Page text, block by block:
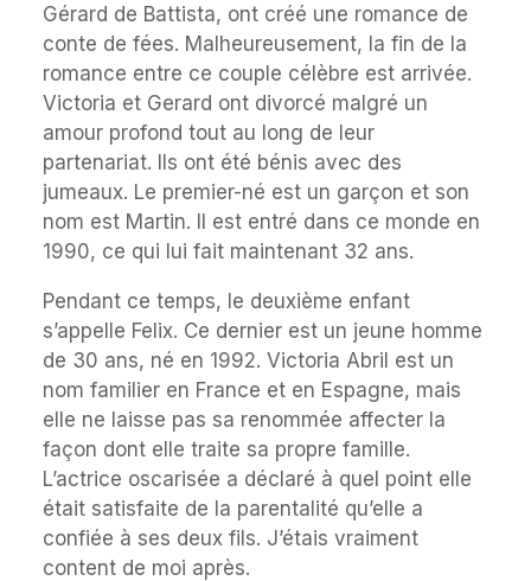
Gérard de Battista, ont créé une romance de
conte de fées. Malheureusement, la fin de la
romance entre ce couple célèbre est arrivée.
Victoria et Gerard ont divorcé malgré un
amour profond tout au long de leur
partenariat. Ils ont été bénis avec des
jumeaux. Le premier-né est un garçon et son
nom est Martin. Il est entré dans ce monde en
1990, ce qui lui fait maintenant 32 ans.
Pendant ce temps, le deuxième enfant
s’appelle Felix. Ce dernier est un jeune homme
de 30 ans, né en 1992. Victoria Abril est un
nom familier en France et en Espagne, mais
elle ne laisse pas sa renommée affecter la
façon dont elle traite sa propre famille.
L’actrice oscarisée a déclaré à quel point elle
était satisfaite de la parentalité qu’elle a
confiée à ses deux fils. J’étais vraiment
content de moi après.